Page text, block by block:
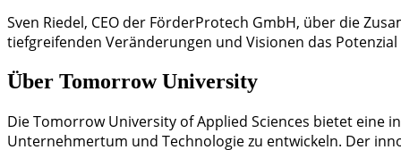
Sven Riedel, CEO der FörderProtech GmbH, über die
tiefgreifenden Veränderungen und Visionen das
Über Tomorrow University
Die Tomorrow University of Applied Sciences bietet eine
Unternehmertum und Technologie zu entwickeln. Der